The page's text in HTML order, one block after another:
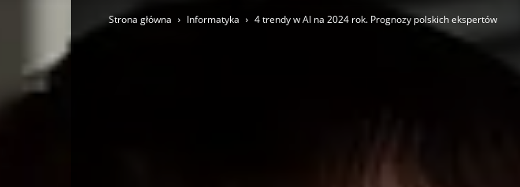
Strona główna Informatyka 4 trendy w AI na 2024 rok. Prognozy polskich ekspertów